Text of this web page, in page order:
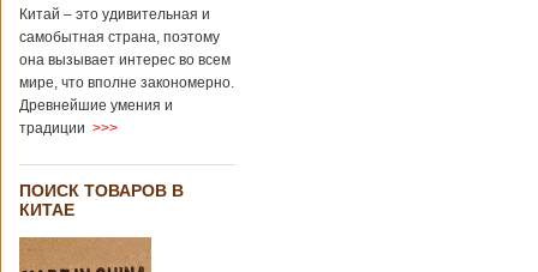
Китай – это удивительная и
самобытная страна, поэтому
она вызывает интерес во всем
мире, что вполне закономерно.
Древнейшие умения и
традиции >>>
ПОИСК ТОВАРОВ В
КИТАЕ